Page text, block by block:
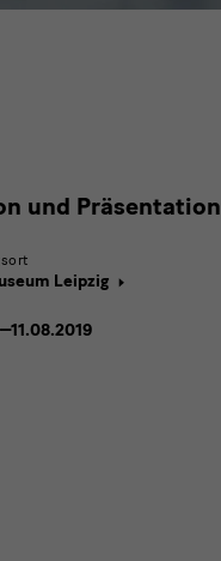
und Präsentation
Leipzig